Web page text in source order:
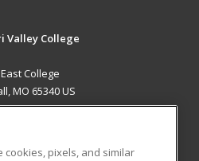
Valley College
College
MO 65340 US
pixels, and similar